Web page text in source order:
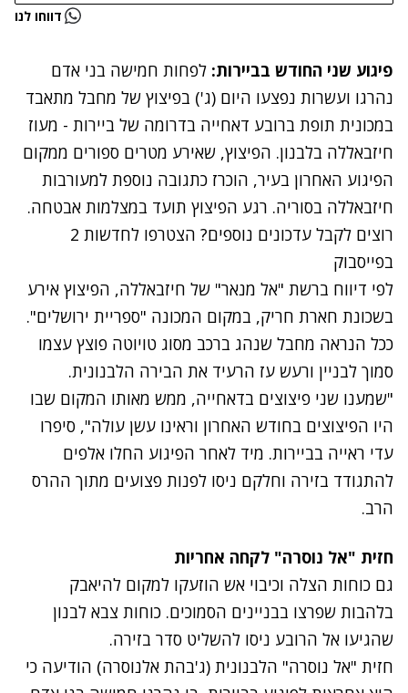
נתקלנו בבעיה דווחו לנו
פיגוע שני החודש בביירות: לפחות חמישה בני אדם
נהרגו ועשרות נפצעו היום (ג') בפיצוץ של מחבל מתאבד
במכונית תופת ברובע דאחייה בדרומה של ביירות - מעוז
חיזבאללה בלבנון. הפיצוץ, שאירע מטרים ספורים ממקום
הפיגוע האחרון בעיר, הוכרז כתגובה נוספת למעורבות
חיזבאללה בסוריה. רגע הפיצוץ תועד במצלמות אבטחה.
רוצים לקבל עדכונים נוספים? הצטרפו לחדשות 2
בפייסבוק
לפי דיווח ברשת "אל מנאר" של חיזבאללה, הפיצוץ אירע
בשכונת חארת חריק, במקום המכונה "ספריית ירושלים".
ככל הנראה מחבל שנהג ברכב מסוג טויוטה פוצץ עצמו
סמוך לבניין ורעש עז הרעיד את הבירה הלבנונית.
"שמענו שני פיצוצים בדאחייה, ממש מאותו המקום שבו
היו הפיצוצים בחודש האחרון וראינו עשן עולה", סיפרו
עדי ראייה בביירות. מיד לאחר הפיגוע החלו אלפים
להתגודד בזירה וחלקם ניסו לפנות פצועים מתוך ההרס
הרב.
נסה שוב
חזית "אל נוסרה" לקחה אחריות
גם כוחות הצלה וכיבוי אש הוזעקו למקום להיאבק
בלהבות שפרצו בבניינים הסמוכים. כוחות צבא לבנון
שהגיעו אל הרובע ניסו להשליט סדר בזירה.
חזית "אל נוסרה" הלבנונית (ג'בהת אלנוסרה) הודיעה כי